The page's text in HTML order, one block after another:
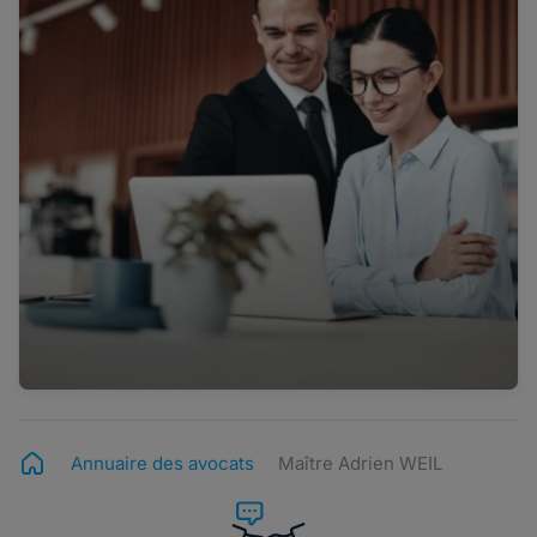
Annuaire des avocats Maître Adrien WEIL